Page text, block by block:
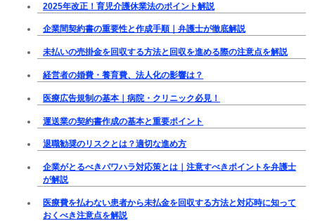
2025年改正！育児介護休業法のポイント解説
企業間契約書の重要性と作成手順｜弁護士が徹底解説
未払いの売掛金を回収する方法と回収を進める際の注意点を解説
経営者の婚費・養育費、法人化の影響は？
医療広告規制の基本｜病院・クリニック必見！
運送業の契約書作成の基本と重要ポイント
退職勧奨のリスクとは？適切な進め方
企業がとるべきパワハラ対応策とは｜注意すべきポイントを弁護士
が解説
医療費を払わない患者から未払金を回収する方法と対応時に知って
おくべき注意点を解説